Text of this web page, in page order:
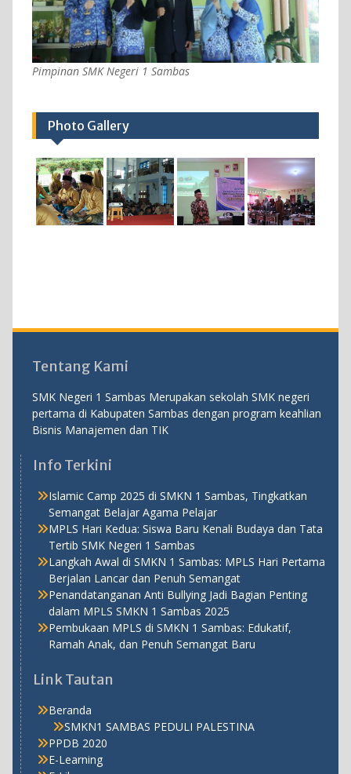
Pimpinan SMK Negeri 1 Sambas
Photo Gallery
Tentang Kami
SMK Negeri 1 Sambas Merupakan sekolah SMK negeri
pertama di Kabupaten Sambas dengan program keahlian
Bisnis Manajemen dan TIK
Info Terkini
Islamic Camp 2025 di SMKN 1 Sambas, Tingkatkan
Semangat Belajar Agama Pelajar
MPLS Hari Kedua: Siswa Baru Kenali Budaya dan Tata
Tertib SMK Negeri 1 Sambas
Langkah Awal di SMKN 1 Sambas: MPLS Hari Pertama
Berjalan Lancar dan Penuh Semangat
Penandatanganan Anti Bullying Jadi Bagian Penting
dalam MPLS SMKN 1 Sambas 2025
Pembukaan MPLS di SMKN 1 Sambas: Edukatif,
Ramah Anak, dan Penuh Semangat Baru
Link Tautan
Beranda
SMKN1 SAMBAS PEDULI PALESTINA
PPDB 2020
E-Learning